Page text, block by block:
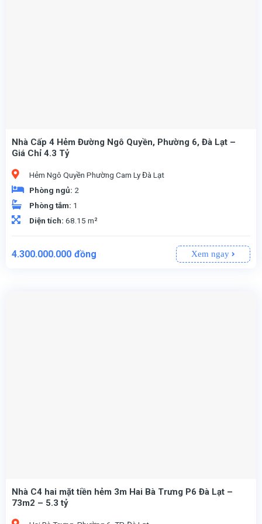
Nhà Cấp 4 Hẻm Đường Ngô Quyền, Phường 6, Đà Lạt –
Giá Chỉ 4.3 Tỷ
Hẻm Ngô Quyền Phường Cam Ly Đà Lạt
Phòng ngủ: 2
Phòng tắm: 1
Diện tích: 68.15 m²
4.300.000.000 đồng Xem ngay
Nhà C4 hai mặt tiền hẻm 3m Hai Bà Trưng P6 Đà Lạt –
73m2 – 5.3 tỷ